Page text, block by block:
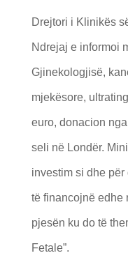
Drejtori i Klinikës
Ndrejaj e informoi
Gjinekologjisë,
mjekësore,
euro, donacion
seli në Londër.
investim si dhe
të financojnë edhe
pjesën ku do të
Fetale”.